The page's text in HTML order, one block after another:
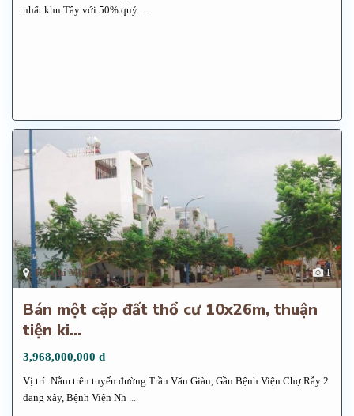
nhất khu Tây với 50% quỷ ...
1
Hồ Chí Minh
Bán một cặp đất thổ cư 10x26m, thuận
tiện ki...
3,968,000,000 đ
Vị trí: Nằm trên tuyến đường Trần Văn Giàu, Gần Bệnh Viện Chợ Rẫy 2
đang xây, Bệnh Viện Nh ...